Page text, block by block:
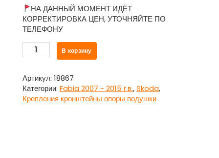
НА ДАННЫЙ МОМЕНТ ИДЁТ
КОРРЕКТИРОВКА ЦЕН, УТОЧНЯЙТЕ ПО
ТЕЛЕФОНУ
Количество
товара
двигателя
правый
Шкода
В корзину
Артикул: 18867
Категории: Fabia 2007 - 2015 г.в.,Skoda,
Крепления кронштейны опоры подушки